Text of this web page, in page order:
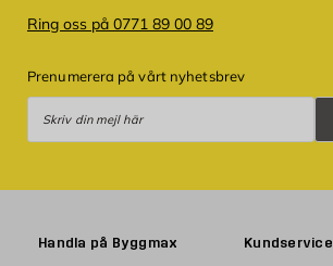
Ring oss på 0771 89 00 89
Prenumerera på vårt nyhetsbrev
Handla på Byggmax Kundservice